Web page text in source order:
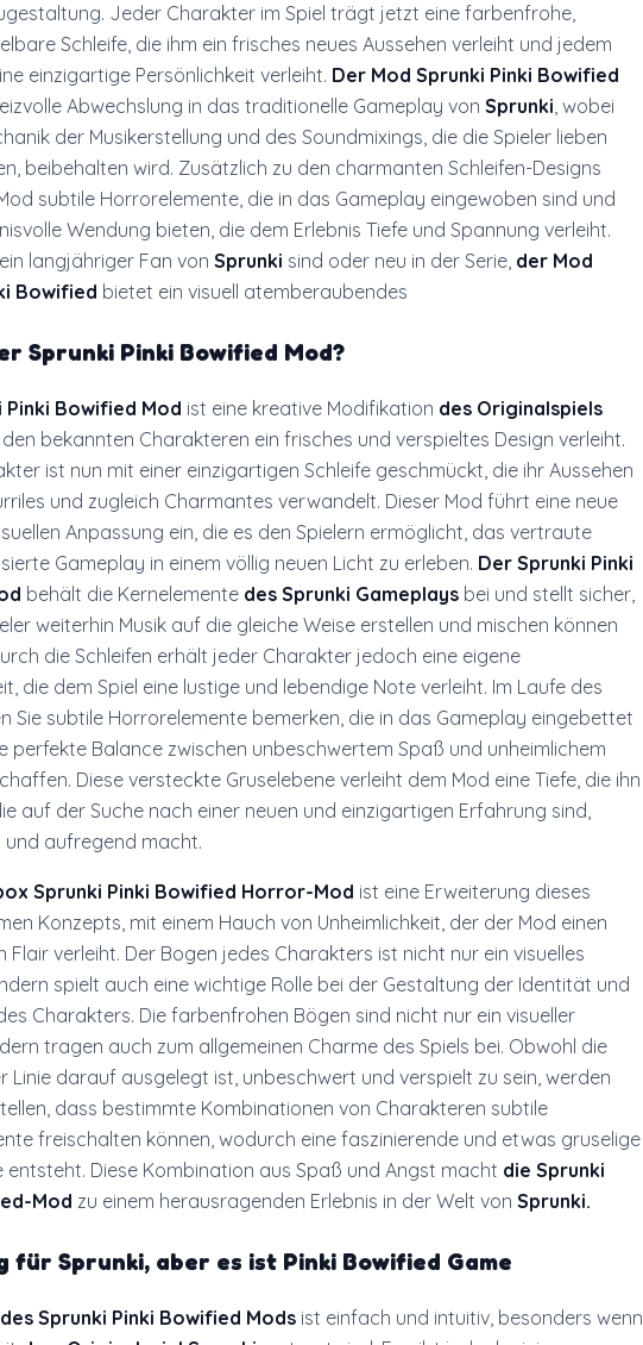
Jeder Charakter im Spiel trägt jetzt eine farbenfrohe,
Schleife, die ihm ein frisches neues Aussehen verleiht und jedem
einzigartige Persönlichkeit verleiht. Der Mod Sprunki Pinki Bowified
Abwechslung in das traditionelle Gameplay von Sprunki, wobei
der Musikerstellung und des Soundmixings, die die Spieler lieben
beibehalten wird. Zusätzlich zu den charmanten Schleifen-Designs
subtile Horrorelemente, die in das Gameplay eingewoben sind und
Wendung bieten, die dem Erlebnis Tiefe und Spannung verleiht.
langjähriger Fan von Sprunki sind oder neu in der Serie, der Mod
Bowified bietet ein visuell atemberaubendes
Sprunki Pinki Bowified Mod?
Pinki Bowified Mod ist eine kreative Modifikation des Originalspiels
den bekannten Charakteren ein frisches und verspieltes Design verleiht.
ist nun mit einer einzigartigen Schleife geschmückt, die ihr Aussehen
und zugleich Charmantes verwandelt. Dieser Mod führt eine neue
Anpassung ein, die es den Spielern ermöglicht, das vertraute
Gameplay in einem völlig neuen Licht zu erleben. Der Sprunki Pinki
behält die Kernelemente des Sprunki Gameplays bei und stellt sicher,
weiterhin Musik auf die gleiche Weise erstellen und mischen können
die Schleifen erhält jeder Charakter jedoch eine eigene
die dem Spiel eine lustige und lebendige Note verleiht. Im Laufe des
Sie subtile Horrorelemente bemerken, die in das Gameplay eingebettet
perfekte Balance zwischen unbeschwertem Spaß und unheimlichem
Diese versteckte Gruselebene verleiht dem Mod eine Tiefe, die ihn
auf der Suche nach einer neuen und einzigartigen Erfahrung sind,
und aufregend macht.
Sprunki Pinki Bowified Horror-Mod ist eine Erweiterung dieses
Konzepts, mit einem Hauch von Unheimlichkeit, der der Mod einen
Flair verleiht. Der Bogen jedes Charakters ist nicht nur ein visuelles
spielt auch eine wichtige Rolle bei der Gestaltung der Identität und
Charakters. Die farbenfrohen Bögen sind nicht nur ein visueller
tragen auch zum allgemeinen Charme des Spiels bei. Obwohl die
Linie darauf ausgelegt ist, unbeschwert und verspielt zu sein, werden
dass bestimmte Kombinationen von Charakteren subtile
freischalten können, wodurch eine faszinierende und etwas gruselige
entsteht. Diese Kombination aus Spaß und Angst macht die Sprunki
Mod zu einem herausragenden Erlebnis in der Welt von Sprunki.
für Sprunki, aber es ist Pinki Bowified Game
des Sprunki Pinki Bowified Mods ist einfach und intuitiv, besonders wenn